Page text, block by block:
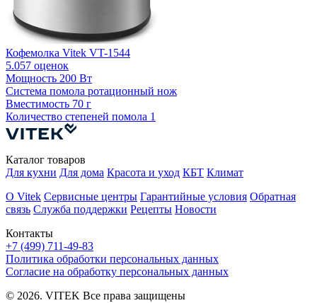
Кофемолка Vitek VT-1544
5.057 оценок
Мощность 200 Вт
Система помола ротационный нож
Вместимость 70 г
Количество степеней помола 1
Контакты
+7 (499) 711-49-83
Каталог товаров
Для кухни Для дома Красота и уход КБТ Климат
О Vitek Сервисные центры Гарантийные условия Обратная
связь Служба поддержки Рецепты Новости
Политика обработки персональных данных
Согласие на обработку персональных данных
© 2026. VITEK Все права защищены